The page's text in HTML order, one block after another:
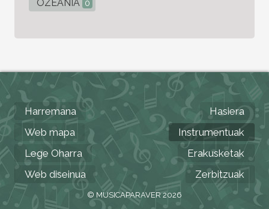
OZEANIA 0
Harremana
Web mapa
Lege Oharra
Web diseinua
Hasiera
Instrumentuak
Erakusketak
Zerbitzuak
© MUSICAPARAVER 2026